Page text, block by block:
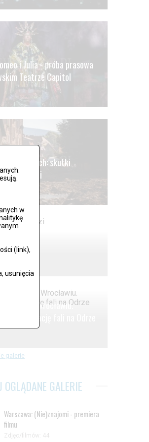
w
(link),
usunięcia
i Julia - próba prasowa
Teatrze Capitol
w ruinach: skutki
powodzi
powodzi
we Wrocławiu.
galerie
OGLĄDANE GALERIE
Warszawa: (Nie)znajomi - premiera
filmu
Zdjęc/filmów: 44